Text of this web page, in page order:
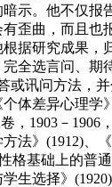
示。他不仅报
歪曲，而且也
根据研究成果，
全选言问、期
或讯问方法，
体差异心理学
，1903－1906
法》(1912)、
格基础上的普通
学生选择》